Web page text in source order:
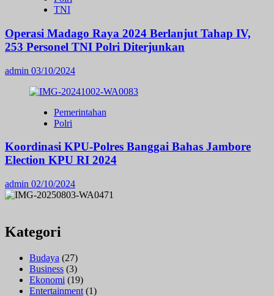
TNI
Operasi Madago Raya 2024 Berlanjut Tahap IV,
253 Personel TNI Polri Diterjunkan
admin 03/10/2024
Pemerintahan
Polri
Koordinasi KPU-Polres Banggai Bahas Jambore
Election KPU RI 2024
admin 02/10/2024
Kategori
Budaya (27)
Business (3)
Ekonomi (19)
Entertainment (1)